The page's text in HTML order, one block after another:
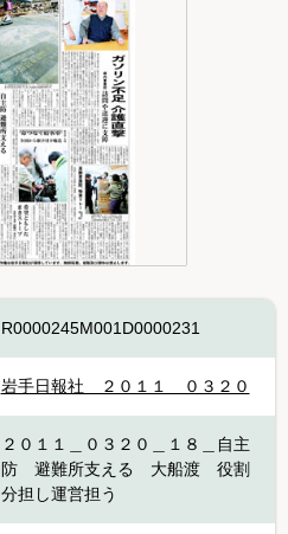
R0000245M001D0000231
岩手日報社＿２０１１＿０３２０
２０１１＿０３２０＿１８＿自主
防 避難所支える 大船渡 役割
分担し運営担う